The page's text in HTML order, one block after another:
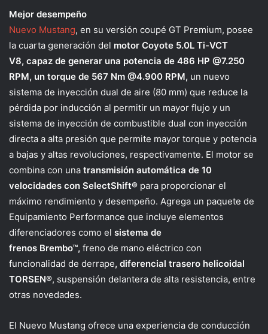
Mejor desempeño
Nuevo Mustang, en su versión coupé GT Premium, posee
la cuarta generación del motor Coyote 5.0L Ti-VCT
V8, capaz de generar una potencia de 486 HP @7.250
RPM, un torque de 567 Nm @4.900 RPM, un nuevo
sistema de inyección dual de aire (80 mm) que reduce la
pérdida por inducción al permitir un mayor flujo y un
sistema de inyección de combustible dual con inyección
directa a alta presión que permite mayor torque y potencia
a bajas y altas revoluciones, respectivamente. El motor se
combina con una transmisión automática de 10
velocidades con SelectShift® para proporcionar el
máximo rendimiento y desempeño. Agrega un paquete de
Equipamiento Performance que incluye elementos
diferenciadores como el sistema de
frenos Brembo™, freno de mano eléctrico con
funcionalidad de derrape, diferencial trasero helicoidal
TORSEN®, suspensión delantera de alta resistencia, entre
otras novedades.
El Nuevo Mustang ofrece una experiencia de conducción